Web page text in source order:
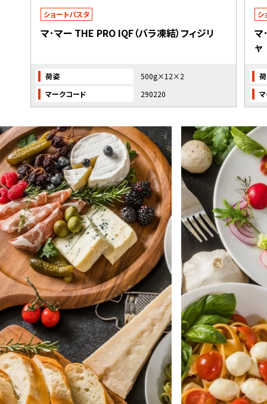
ショートパスタ
マ･マー THE PRO IQF（バラ凍結）フィジリ
荷姿
500g×12×2
マークコード
290220
シ
マ
ャ